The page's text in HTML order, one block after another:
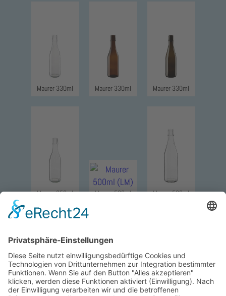
Maurer 330ml Maurer 330ml Maurer 330ml
Maurer 350ml Maurer 500ml Maurer 500ml